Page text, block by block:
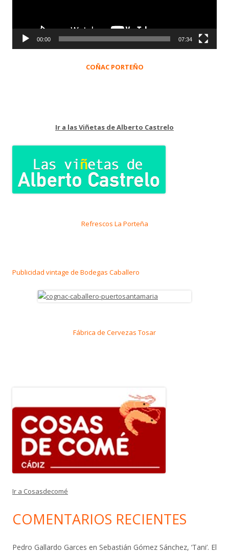
00:00 07:34
COÑAC PORTEÑO
Ir a las Viñetas de Alberto Castrelo
Refrescos La Porteña
Publicidad vintage de Bodegas Caballero
Fábrica de Cervezas Tosar
Ir a Cosasdecomé
COMENTARIOS RECIENTES
Pedro Gallardo Garces en Sebastián Gómez Sánchez, ‘Tani’. El